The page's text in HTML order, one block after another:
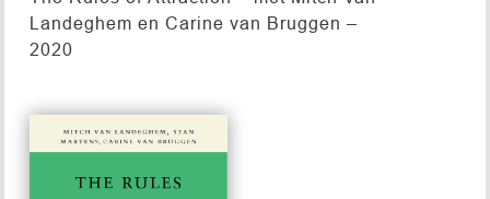
Landeghem en Carine van Bruggen –
2020